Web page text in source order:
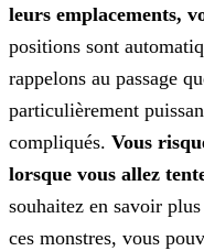
leurs emplacements,
positions sont
rappelons au passage
particulièrement
compliqués. Vous
lorsque vous allez
souhaitez en savoir
ces monstres, vous